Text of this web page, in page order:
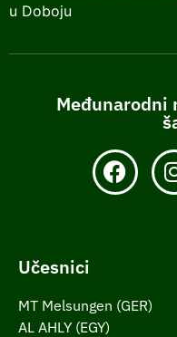
u Doboju
Međunarodni
Učesnici
MT Melsungen (GER)
AL AHLY (EGY)